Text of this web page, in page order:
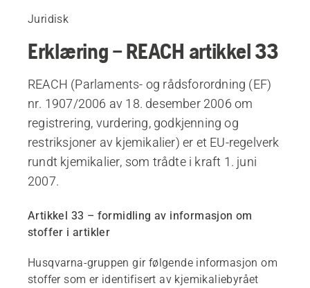
Juridisk
Erklæring – REACH artikkel 33
REACH (Parlaments- og rådsforordning (EF)
nr. 1907/2006 av 18. desember 2006 om
registrering, vurdering, godkjenning og
restriksjoner av kjemikalier) er et EU-regelverk
rundt kjemikalier, som trådte i kraft 1. juni
2007.
Artikkel 33 – formidling av informasjon om
stoffer i artikler
Husqvarna-gruppen gir følgende informasjon om
stoffer som er identifisert av kjemikaliebyrået